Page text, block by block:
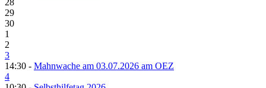
28
29
30
1
2
3
14:30 - Mahnwache am 03.07.2026 am OEZ
4